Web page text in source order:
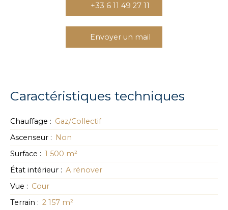
+33 6 11 49 27 11
Envoyer un mail
Caractéristiques techniques
Chauffage : Gaz/Collectif
Ascenseur : Non
Surface : 1 500 m²
État intérieur : A rénover
Vue : Cour
Terrain : 2 157 m²